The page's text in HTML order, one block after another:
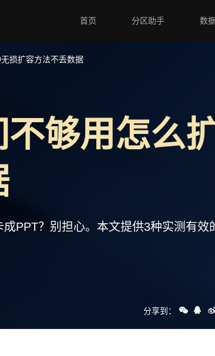
首页 分区助手 数
损扩容方法不丢数据
够用怎么
PPT？别担心。本文提供3种实测有效
分享到：